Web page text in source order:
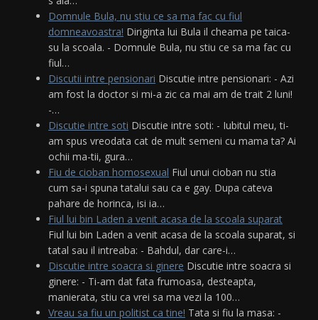
Domnule Bula, nu stiu ce sa ma fac cu fiul
domneavoastra! Diriginta lui Bula il cheama pe taica-
su la scoala. - Domnule Bula, nu stiu ce sa ma fac cu
fiul…
Discutii intre pensionari Discutie intre pensionari: - Azi
am fost la doctor si mi-a zic ca mai am de trait 2 luni!
-…
Discutie intre soti Discutie intre soti: - Iubitul meu, ti-
am spus vreodata cat de mult semeni cu mama ta? Ai
ochii ma-tii, gura…
Fiu de cioban homosexual Fiul unui cioban nu stia
cum sa-i spuna tatalui sau ca e gay. Dupa cateva
pahare de horinca, isi ia…
Fiul lui bin Laden a venit acasa de la scoala suparat
Fiul lui bin Laden a venit acasa de la scoala suparat, si
tatal sau il intreaba: - Bahdul, dar care-i…
Discutie intre soacra si ginere Discutie intre soacra si
ginere: - Ti-am dat fata frumoasa, desteapta,
manierata, stiu ca vrei sa ma vezi la 100…
Vreau sa fiu un politist ca tine! Tata si fiu la masa: -